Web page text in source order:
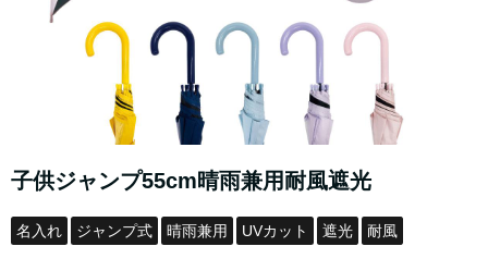
子供ジャンプ55cm晴雨兼用耐風遮光
名入れ ジャンプ式 晴雨兼用 UVカット 遮光 耐風